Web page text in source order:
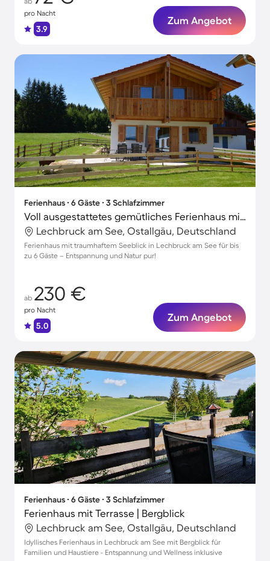
pro Nacht
3.9
Zum Angebot
Ferienhaus ∙ 6 Gäste ∙ 3 Schlafzimmer
Voll ausgestattetes gemütliches Ferienhaus mit Terrasse, Sauna und Grill | Bergblick | Hunde erlaubt
Lechbruck am See, Ostallgäu, Deutschland
Ferienhaus mit traumhaftem Seeblick in Lechbruck am See für bis
zu 6 Gäste – Entspannung und Natur pur!
ab 230 €
pro Nacht
5.0
Zum Angebot
Ferienhaus ∙ 6 Gäste ∙ 3 Schlafzimmer
Ferienhaus mit Terrasse | Bergblick
Lechbruck am See, Ostallgäu, Deutschland
Idyllisches Ferienhaus in Lechbruck am See mit Bergblick für
Familien und Haustiere - Entspannung und Wellness inklusive